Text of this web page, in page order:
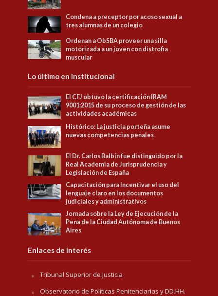
Condena a preceptor por acoso sexual a
tres alumnas de un colegio
Ordenan a ObSBA proveer una silla
motorizada a un joven con distrofia
muscular
Lo último en Institucional
El CFJ obtuvo la certificación IRAM
9001:2015 de su proceso de gestión de las
actividades académicas
Histórico: La justicia porteña asume
nuevas competencias penales
El Dr. Carlos Balbín fue distinguido por la
Real Academia de Jurisprudencia y
Legislación de España
Capacitación para Incentivar el uso del
lenguaje claro en los documentos
judiciales y administrativos
Jornada sobre la Ley de Ejecución de la
Pena de la Ciudad Autónoma de Buenos
Aires
Enlaces de interés
Tribunal Superior de Justicia
Observatorio de Políticas Penitenciarias y DD.HH.